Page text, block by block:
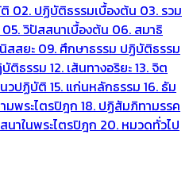
02. ปฏิบัติธรรมเบื้องต้น 03. รวม
05. วิปัสสนาเบื้องต้น 06. สมาธิ
สสยะ 09. ศึกษาธรรม ปฏิบัติธรรม
บัติธรรม 12. เส้นทางอริยะ13. จิต
วปฏิบัติ 15. แก่นหลักธรรม 16. ธัม
มพระไตรปิฎก 18. ปฏิสัมภิทามรรค
นาในพระไตรปิฎก 20. หมวดทั่วไป